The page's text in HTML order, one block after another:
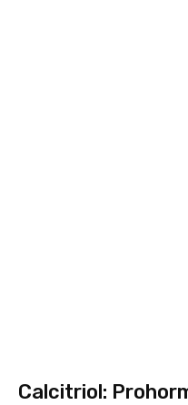
Calcitriol: